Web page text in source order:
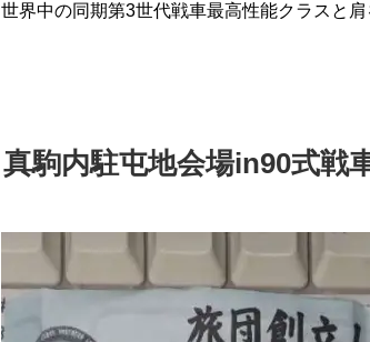
世界中の同期第3世代戦車最高性能クラスと
真駒内駐屯地会場in90式戦